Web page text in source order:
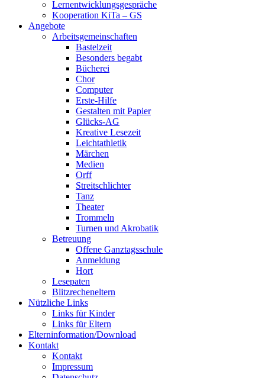
Lernentwicklungsgespräche
Kooperation KiTa – GS
Angebote
Arbeitsgemeinschaften
Bastelzeit
Besonders begabt
Bücherei
Chor
Computer
Erste-Hilfe
Gestalten mit Papier
Glücks-AG
Kreative Lesezeit
Leichtathletik
Märchen
Medien
Orff
Streitschlichter
Tanz
Theater
Trommeln
Turnen und Akrobatik
Betreuung
Offene Ganztagsschule
Anmeldung
Hort
Lesepaten
Blitzrecheneltern
Nützliche Links
Links für Kinder
Links für Eltern
Elterninformation/Download
Kontakt
Kontakt
Impressum